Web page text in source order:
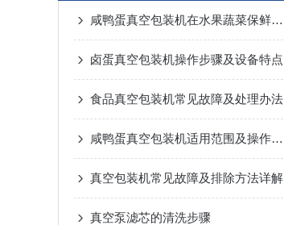
咸鸭蛋真空包装机在水果蔬菜保鲜中的应用
卤蛋真空包装机操作步骤及设备特点
食品真空包装机常见故障及处理办法
咸鸭蛋真空包装机适用范围及操作步骤
真空包装机常见故障及排除方法详解
真空泵滤芯的清洗步骤